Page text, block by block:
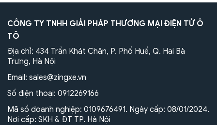
CÔNG TY TNHH GIẢI PHÁP THƯƠNG MẠI ĐIỆN TỬ Ô
TÔ
Địa chỉ: 434 Trần Khát Chân, P. Phố Huế, Q. Hai Bà
Trưng, Hà Nội
Email: sales@zingxe.vn
Số điện thoại: 0912269166
Mã số doanh nghiệp: 0109676491. Ngày cấp: 08/01/2024.
Nơi cấp: SKH & ĐT TP. Hà Nội